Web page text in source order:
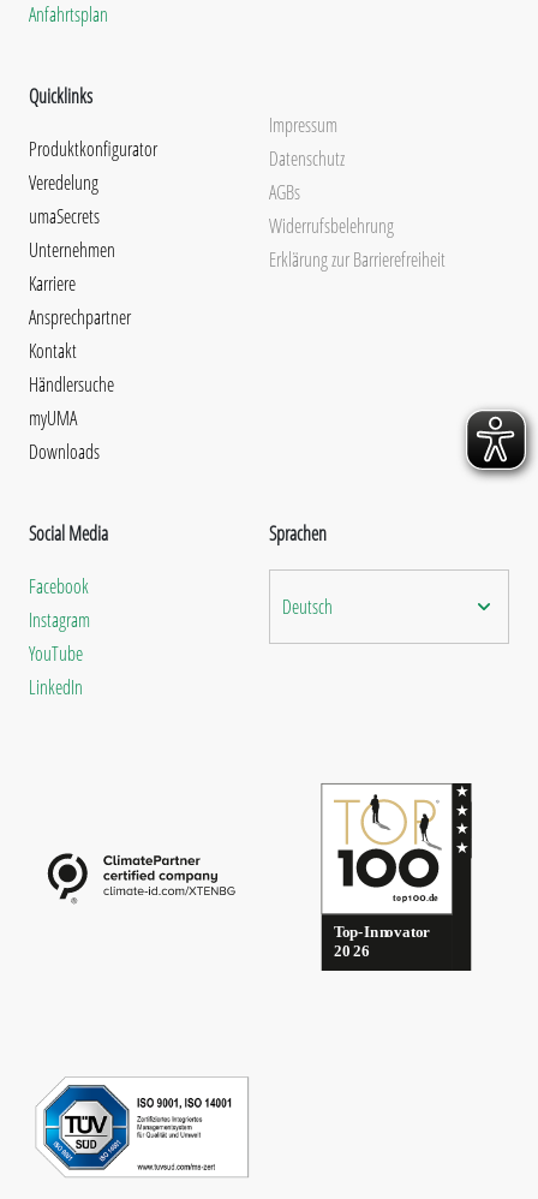
Anfahrtsplan
Quicklinks
Produktkonfigurator
Veredelung
umaSecrets
Unternehmen
Karriere
Ansprechpartner
Kontakt
Händlersuche
myUMA
Downloads
Impressum
Datenschutz
AGBs
Widerrufsbelehrung
Erklärung zur Barrierefreiheit
Social Media
Facebook
Instagram
YouTube
LinkedIn
Sprachen
Deutsch